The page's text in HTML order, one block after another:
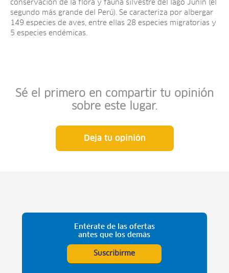
conservación de la flora y fauna silvestre del lago Junín (el
segundo más grande del Perú). Se caracteriza por albergar
149 especies de aves, entre ellas 28 especies migratorias y
5 especies endémicas.
Sé el primero en compartir tu opinión
sobre este lugar.
Deja tu opinión
Entérate de las ofertas
antes que los demás
Suscribirme